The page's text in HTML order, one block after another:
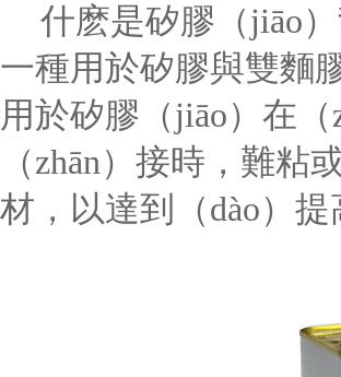
什麽是矽膠（jiāo
一種用於矽膠與雙麵
用於矽膠（jiāo）在
（zhān）接時，難
材，以達到（dào）